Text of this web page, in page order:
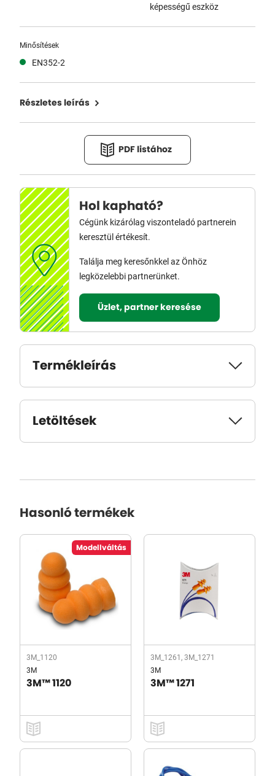
képességű eszköz
Minősítések
EN352-2
Részletes leírás
PDF listához
Hol kapható?
Cégünk kizárólag viszonteladó partnerein
keresztül értékesít.
Találja meg keresőnkkel az Önhöz
legközelebbi partnerünket.
Üzlet, partner keresése
Termékleírás
Letöltések
Hasonló termékek
Modellváltás
3M_1120
3M
3M™ 1120
3M_1261, 3M_1271
3M
3M™ 1271